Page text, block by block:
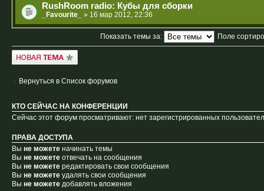
RushRoom radio: Кубы для сборки
_Favourite_ » 16 мар 2012, 22:36
Показать темы за: Поле
Новая тема
Вернуться в Список форумов
КТО СЕЙЧАС НА КОНФЕРЕНЦИИ
Сейчас этот форум просматривают: нет зарегистрированных
ПРАВА ДОСТУПА
Вы не можете начинать темы
Вы не можете отвечать на сообщения
Вы не можете редактировать свои сообщения
Вы не можете удалять свои сообщения
Вы не можете добавлять вложения